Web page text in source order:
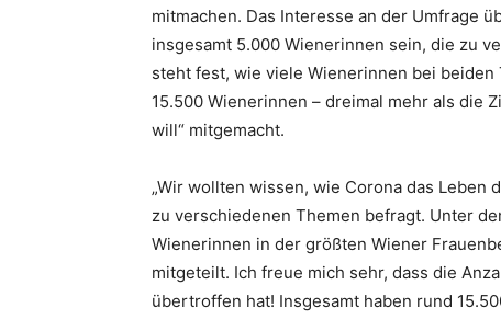
mitmachen. Das Interesse an der Umfrage
insgesamt 5.000 Wienerinnen sein, die zu
steht fest, wie viele Wienerinnen bei
15.500 Wienerinnen – dreimal mehr als die
will“ mitgemacht.
„Wir wollten wissen, wie Corona das
zu verschiedenen Themen befragt. Unter
Wienerinnen in der größten Wiener
mitgeteilt. Ich freue mich sehr, dass die
übertroffen hat! Insgesamt haben rund